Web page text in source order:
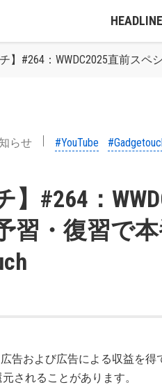
HEADLINE
】#264：WWDC2025直前ス
らせ #YouTube
】#264：
習・復習で
告および広告による収益を得
されることがあります。